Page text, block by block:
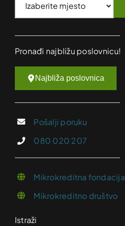
Pronađi najbližu poslovnicu!
Najbliža poslovnica
Pošalji poruku
080 020 207
Mikrokreditna fondacija
Mikrokreditno društvo
Istraži